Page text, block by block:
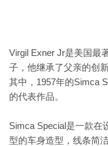
Virgil Exner Jr是美国最
子，他继承了父亲的创
其中，1957年的Simca
的代表作品。
Simca Special是一款在
型的车身造型，线条简